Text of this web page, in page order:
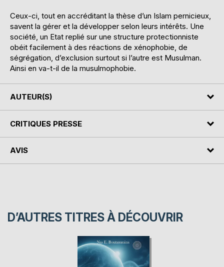
Ceux-ci, tout en accréditant la thèse d’un Islam pernicieux,
savent la gérer et la développer selon leurs intérêts. Une
société, un Etat replié sur une structure protectionniste
obéit facilement à des réactions de xénophobie, de
ségrégation, d’exclusion surtout si l’autre est Musulman.
Ainsi en va-t-il de la musulmophobie.
AUTEUR(S)
CRITIQUES PRESSE
AVIS
D’AUTRES TITRES À DÉCOUVRIR